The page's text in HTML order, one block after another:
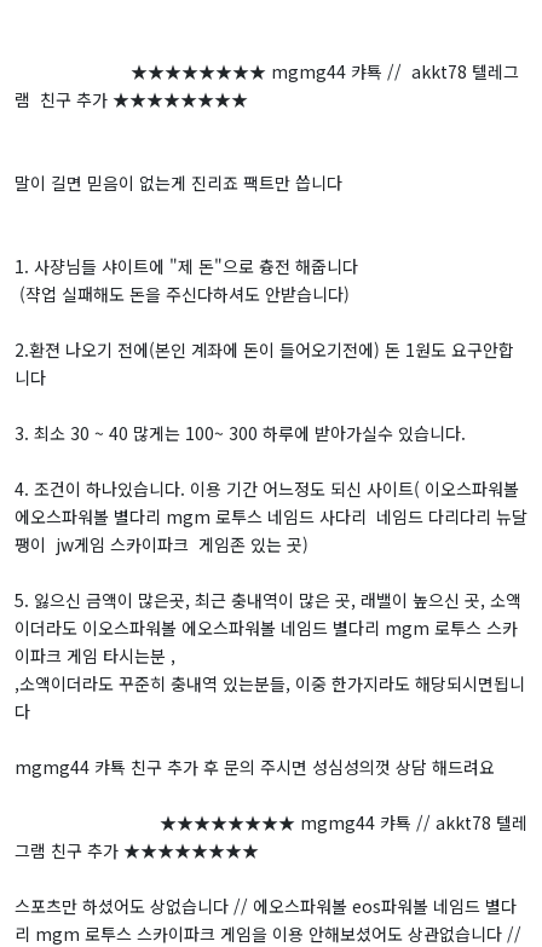
★★★★★★★★ mgmg44 캬툑 // akkt78 텔레그
램 친구 추가 ★★★★★★★★
말이 길면 믿음이 없는게 진리죠 팩트만 씁니다
1. 사쟝님들 샤이트에 "제 돈"으로 츙전 해줍니다
(쟉업 실패해도 돈을 주신다하셔도 안받습니다)
2.환젼 나오기 전에(본인 계좌에 돈이 들어오기전에) 돈 1원도 요구안합
니다
3. 최소 30 ~ 40 많게는 100~ 300 하루에 받아가실수 있습니다.
4. 조건이 하나있습니다. 이용 기간 어느정도 되신 사이트( 이오스파워볼
에오스파워볼 별다리 mgm 로투스 네임드 사다리 네임드 다리다리 뉴달
팽이 jw게임 스카이파크 게임존 있는 곳)
5. 잃으신 금액이 많은곳, 최근 충내역이 많은 곳, 래밸이 높으신 곳, 소액
이더라도 이오스파워볼 에오스파워볼 네임드 별다리 mgm 로투스 스카
이파크 게임 타시는분 ,
,소액이더라도 꾸준히 충내역 있는분들, 이중 한가지라도 해당되시면됩니
다
mgmg44 캬툑 친구 추가 후 문의 주시면 성심성의껏 상담 해드려요
★★★★★★★★ mgmg44 캬툑 // akkt78 텔레
그램 친구 추가 ★★★★★★★★
스포츠만 하셨어도 상없습니다 // 에오스파워볼 eos파워볼 네임드 별다
리 mgm 로투스 스카이파크 게임을 이용 안해보셨어도 상관없습니다 //